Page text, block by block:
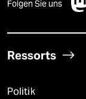
Folgen Sie uns
Ressorts
Politik